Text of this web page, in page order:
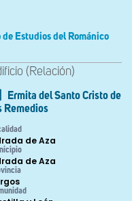
Estudios del Románico
(Relación)
Ermita del Santo Cristo de
Remedios
de Aza
de Aza